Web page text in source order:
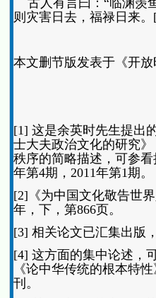
古人有言曰：“临渊羡
则灾害日去，福禄日来。
本文删节版发表于《开放
[1] 这是余英时先生提出
士大夫政治文化的研究
秩序的简略描述，可参
年第4期，2011年第1期。
[2]《为中国文化敬告世
年，下，第866页。
[3] 相关论文已汇集出版
[4] 这方面的集中论述，
《论中华传统的根本特
刊。